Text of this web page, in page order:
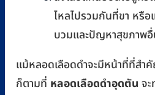
ไหลไปรวมกันที่ขา หรือ
บวมและปัญหาสุขภาพ
แม้หลอดเลือดดำจะมีหน้าที่ที่สำ
ก็ตามที่ หลอดเลือดดำอุดตัน จะ